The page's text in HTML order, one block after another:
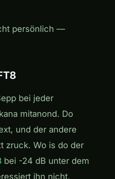
persönlich —
bei jeder
mitanond. Do
und der andere
zruck. Wo is do der
bei -24 dB unter dem
ihn nicht.